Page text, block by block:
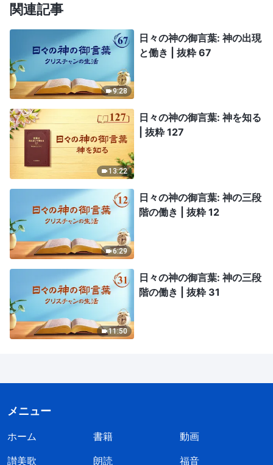
関連記事
9:28
日々の神の御言葉: 神の出現
と働き | 抜粋 67
13:22
日々の神の御言葉: 神を知る
| 抜粋 127
6:29
日々の神の御言葉: 神の三段
階の働き | 抜粋 12
11:50
日々の神の御言葉: 神の三段
階の働き | 抜粋 31
メニュー
ホーム 書籍
動画
讃美歌
朗読
福音